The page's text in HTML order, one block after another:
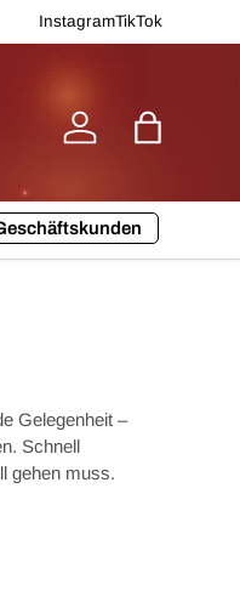
InstagramTikTok
Einloggen
Gelegenheit –
Schnell
gehen muss.